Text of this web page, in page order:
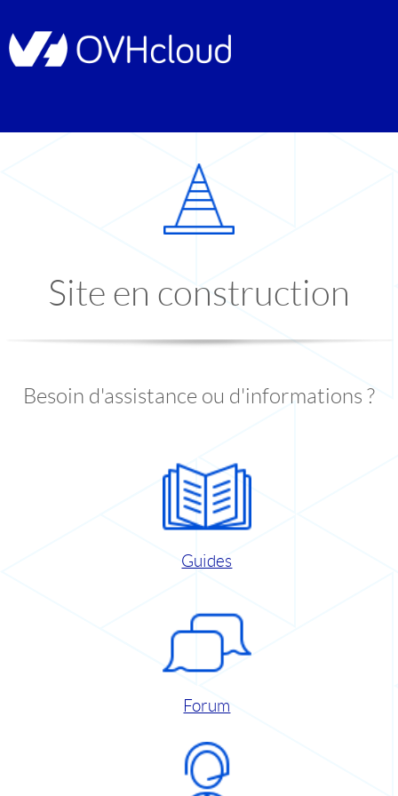
Site en construction
Besoin d'assistance ou d'informations ?
Guides
Forum